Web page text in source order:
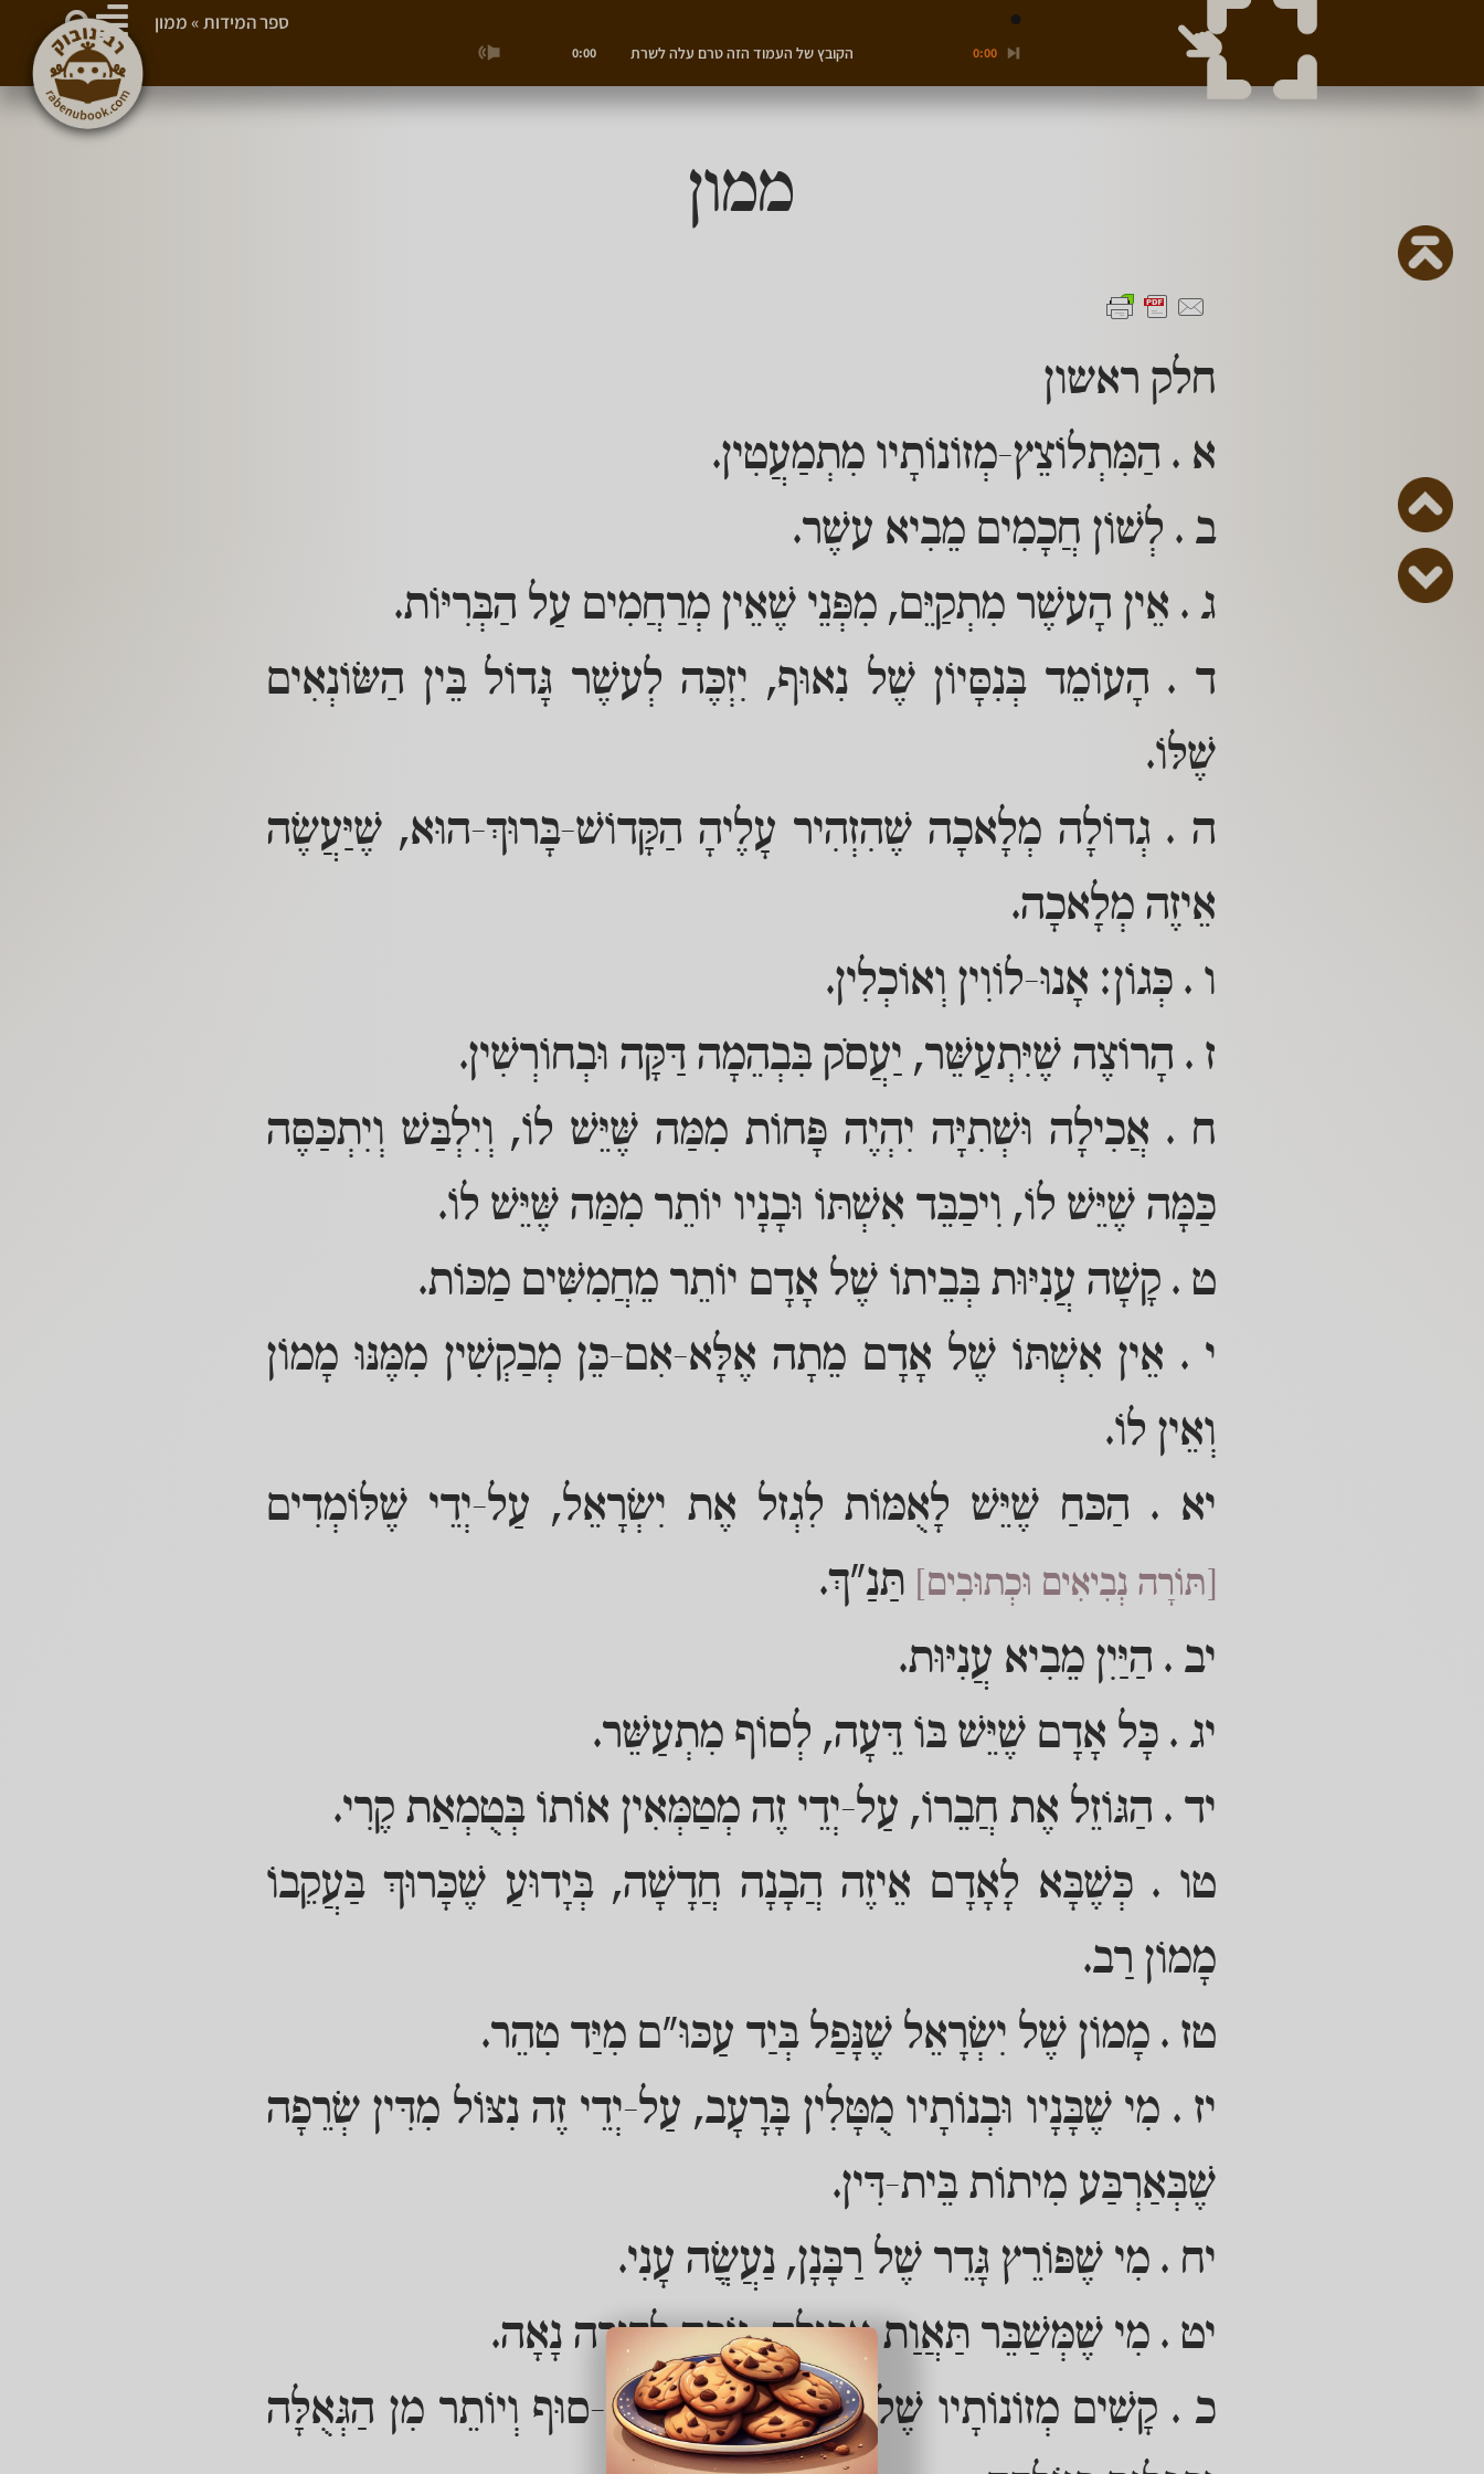
ממון
חלק ראשון
א . הַמִּתְלוֹצֵץ-מְזוֹנוֹתָיו מִתְמַעֲטִין.
ב . לְשׁוֹן חֲכָמִים מֵבִיא עשֶׁר.
ג . אֵין הָעשֶׁר מִתְקַיֵּם, מִפְּנֵי שֶׁאֵין מְרַחֲמִים עַל הַבְּרִיּוֹת.
ד . הָעוֹמֵד בְּנִסָּיוֹן שֶׁל נִאוּף, יִזְכֶּה לְעשֶׁר גָּדוֹל בֵּין הַשּׂוֹנְאִים
שֶׁלּוֹ.
ה . גְדוֹלָה מְלָאכָה שֶׁהִזְהִיר עָלֶיהָ הַקָּדוֹשׁ-בָּרוּךְ-הוּא, שֶׁיַּעֲשֶׂה
אֵיזֶה מְלָאכָה.
ו . כְּגוֹן: אָנוּ-לוֹוִין וְאוֹכְלִין.
ז . הָרוֹצֶה שֶׁיִּתְעַשֵּׁר, יַעֲסֹק בִּבְהֵמָה דַּקָּה וּבְחוֹרְשִׁין.
ח . אֲכִילָה וּשְׁתִיָּה יִהְיֶה פָּחוֹת מִמַּה שֶּׁיֵּשׁ לוֹ, וְיִלְבַּשׁ וְיִתְכַּסֶּה
כַּמָּה שֶׁיֵּשׁ לוֹ, וִיכַבֵּד אִשְׁתּוֹ וּבָנָיו יוֹתֵר מִמַּה שֶּׁיֵּשׁ לוֹ.
ט . קָשָׁה עֲנִיּוּת בְּבֵיתוֹ שֶׁל אָדָם יוֹתֵר מֵחֲמִשִּׁים מַכּוֹת.
י . אֵין אִשְׁתּוֹ שֶׁל אָדָם מֵתָה אֶלָּא-אִם-כֵּן מְבַקְשִׁין מִמֶּנּוּ מָמוֹן
וְאֵין לוֹ.
יא . הַכּחַ שֶׁיֵּשׁ לָאֻמּוֹת לִגְזל אֶת יִשְׂרָאֵל, עַל-יְדֵי שֶׁלּוֹמְדִים
[תּוֹרָה נְבִיאִים וּכְתוּבִים] תַּנַ"ךְ.
יב . הַיַּיִן מֵבִיא עֲנִיּוּת.
יג . כָּל אָדָם שֶׁיֵּשׁ בּוֹ דֵּעָה, לְסוֹף מִתְעַשֵּׁר.
יד . הַגּוֹזֵל אֶת חֲבֵרוֹ, עַל-יְדֵי זֶה מְטַמְּאִין אוֹתוֹ בְּטֻמְאַת קֶרִי.
טו . כְּשֶׁבָּא לָאָדָם אֵיזֶה הֲבָנָה חֲדָשָׁה, בְּיָדוּעַ שֶׁכָּרוּךְ בַּעֲקֵבוֹ
מָמוֹן רַב.
טז . מָמוֹן שֶׁל יִשְׂרָאֵל שֶׁנָּפַל בְּיַד עַכּוּ"ם מִיַּד טִהֵר.
יז . מִי שֶׁבָּנָיו וּבְנוֹתָיו מֻטָּלִין בָּרָעָב, עַל-יְדֵי זֶה נִצּוֹל מִדִּין שְׂרֵפָה
שֶׁבְּאַרְבַּע מִיתוֹת בֵּית-דִּין.
יח . מִי שֶׁפּוֹרֵץ גָּדֵר שֶׁל רַבָּנָן, נַעֲשֲֶׂה עָנִי.
יט . מִי שֶׁמְּשַׁבֵּר תַּאֲוַת אֲכִילָה, זוֹכֶה לְדִירָה נָאָה.
כ . קָשִׁים מְזוֹנוֹתָיו שֶׁל אָדָם כִּקְרִיעַת יַם-סוּף וְיוֹתֵר מִן הַגְּאֻלָּה
ספר המידות»ממון
0:00 הקובץ של העמוד הזה טרם עלה לשרת 0:00